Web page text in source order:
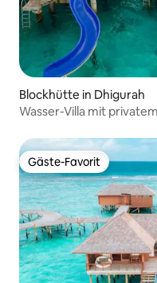
Blockhütte in Dhigurah
Wasser-Villa mit
Gäste-Favorit
Gäste-Favorit